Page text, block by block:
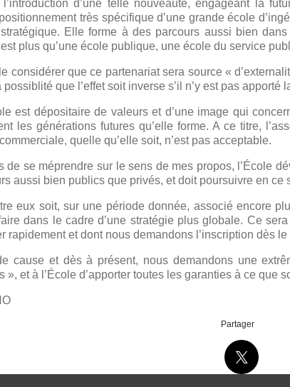
l’introduction d’une telle nouveauté, engageant la
très spécifique d’une grande école
Elle forme à des parcours aussi bien
plus qu’une école publique, une école du service
considérer que ce partenariat sera source «
que l’effet soit inverse s’il n’y est pas apporté
est dépositaire de valeurs et d’une image qui
les générations futures qu’elle forme. A ce titre,
quelle qu’elle soit, n’est pas acceptable.
de se méprendre sur le sens de mes propos, l’École
aussi bien publics que privés, et doit poursuivre en ce
eux soit, sur une période donnée, associé encore
dans le cadre d’une stratégie plus globale. Ce
rapidement et dont nous demandons l’inscription dès
cause et dès à présent, nous demandons une
», et à l’École d’apporter toutes les garanties à ce que
Partager